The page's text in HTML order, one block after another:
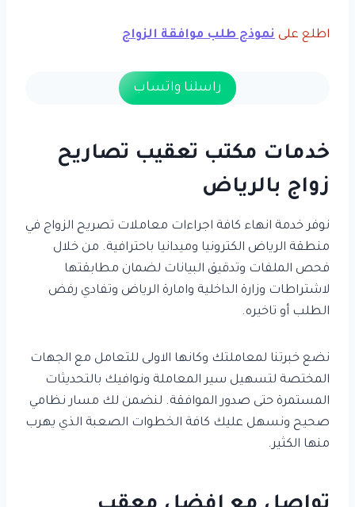
اطلع على نموذج طلب موافقة الزواج
راسلنا واتساب
خدمات مكتب تعقيب تصاريح
زواج بالرياض
نوفر خدمة انهاء كافة اجراءات معاملات تصريح الزواج في
منطقة الرياض الكترونيا وميدانيا باحترافية. من خلال
فحص الملفات وتدقيق البيانات لضمان مطابقتها
لاشتراطات وزارة الداخلية وامارة الرياض وتفادي رفض
الطلب أو تاخيره.
نضع خبرتنا لمعاملتك وكانها الاولى للتعامل مع الجهات
المختصة لتسهيل سير المعاملة ونوافيك بالتحديثات
المستمرة حتى صدور الموافقة. لنضمن لك مسار نظامي
صحيح ونسهل عليك كافة الخطوات الصعبة الذي يهرب
منها الكثير.